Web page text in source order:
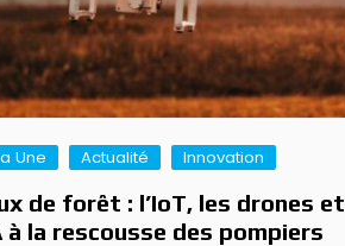
Une Actualité Innovation
de forêt : l’IoT, les drones et
à la rescousse des pompiers